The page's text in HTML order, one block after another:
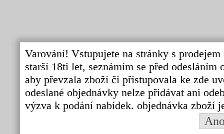
Varování! Vstupujete na stránky s
starší 18ti let, seznámím se před
aby převzala zboží či přistupovala ke zde
odeslané objednávky nelze přidávat ani
výzva k podání nabídek. objednávka zboží